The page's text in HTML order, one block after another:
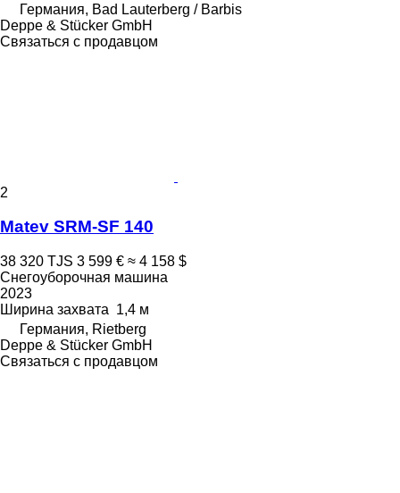
Германия, Bad Lauterberg / Barbis
Deppe & Stücker GmbH
Связаться с продавцом
2
Matev SRM-SF 140
38 320 TJS 3 599 € ≈ 4 158 $
Снегоуборочная машина
2023
Ширина захвата 1,4 м
Германия, Rietberg
Deppe & Stücker GmbH
Связаться с продавцом